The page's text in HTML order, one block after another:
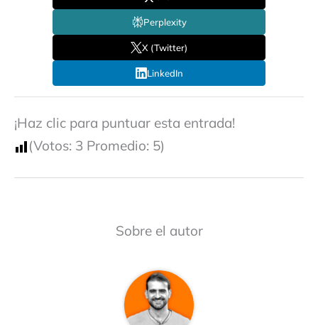
Perplexity
X (Twitter)
LinkedIn
¡Haz clic para puntuar esta entrada!
(Votos: 3 Promedio: 5)
Sobre el autor